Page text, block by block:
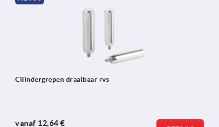
Cilindergrepen draaibaar rvs
vanaf 12,64 €